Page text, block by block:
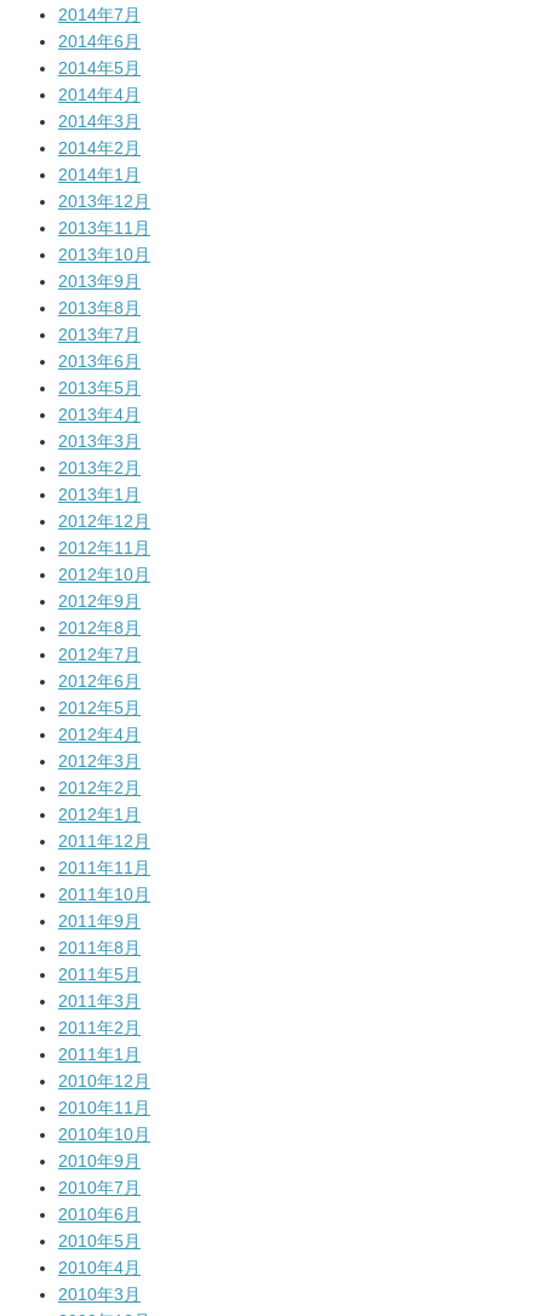
2014年7月
2014年6月
2014年5月
2014年4月
2014年3月
2014年2月
2014年1月
2013年12月
2013年11月
2013年10月
2013年9月
2013年8月
2013年7月
2013年6月
2013年5月
2013年4月
2013年3月
2013年2月
2013年1月
2012年12月
2012年11月
2012年10月
2012年9月
2012年8月
2012年7月
2012年6月
2012年5月
2012年4月
2012年3月
2012年2月
2012年1月
2011年12月
2011年11月
2011年10月
2011年9月
2011年8月
2011年5月
2011年3月
2011年2月
2011年1月
2010年12月
2010年11月
2010年10月
2010年9月
2010年7月
2010年6月
2010年5月
2010年4月
2010年3月